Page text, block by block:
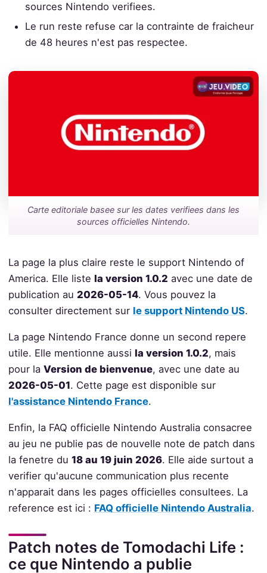
sources Nintendo verifiees.
Le run reste refuse car la contrainte de fraicheur
de 48 heures n'est pas respectee.
Carte editoriale basee sur les dates verifiees dans les
sources officielles Nintendo.
La page la plus claire reste le support Nintendo of
America. Elle liste la version 1.0.2 avec une date de
publication au 2026-05-14. Vous pouvez la
consulter directement sur le support Nintendo US.
La page Nintendo France donne un second repere
utile. Elle mentionne aussi la version 1.0.2, mais
pour la Version de bienvenue, avec une date au
2026-05-01. Cette page est disponible sur
l'assistance Nintendo France.
Enfin, la FAQ officielle Nintendo Australia consacree
au jeu ne publie pas de nouvelle note de patch dans
la fenetre du 18 au 19 juin 2026. Elle aide surtout a
verifier qu'aucune communication plus recente
n'apparait dans les pages officielles consultees. La
reference est ici : FAQ officielle Nintendo Australia.
Patch notes de Tomodachi Life :
ce que Nintendo a publie